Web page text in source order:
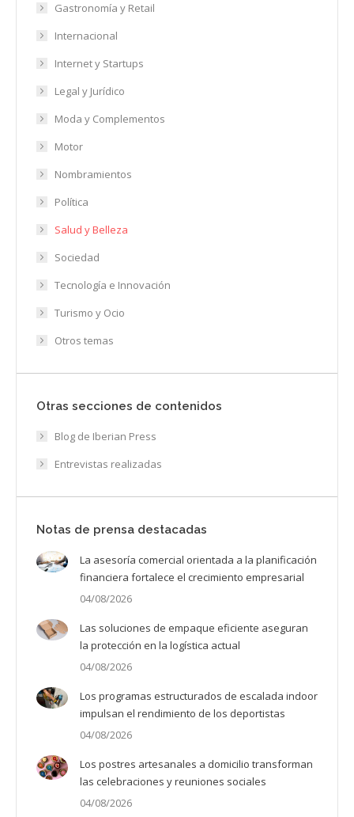
Gastronomía y Retail
Internacional
Internet y Startups
Legal y Jurídico
Moda y Complementos
Motor
Nombramientos
Política
Salud y Belleza
Sociedad
Tecnología e Innovación
Turismo y Ocio
Otros temas
Otras secciones de contenidos
Blog de Iberian Press
Entrevistas realizadas
Notas de prensa destacadas
La asesoría comercial orientada a la planificación
financiera fortalece el crecimiento empresarial
04/08/2026
Las soluciones de empaque eficiente aseguran
la protección en la logística actual
04/08/2026
Los programas estructurados de escalada indoor
impulsan el rendimiento de los deportistas
04/08/2026
Los postres artesanales a domicilio transforman
las celebraciones y reuniones sociales
04/08/2026